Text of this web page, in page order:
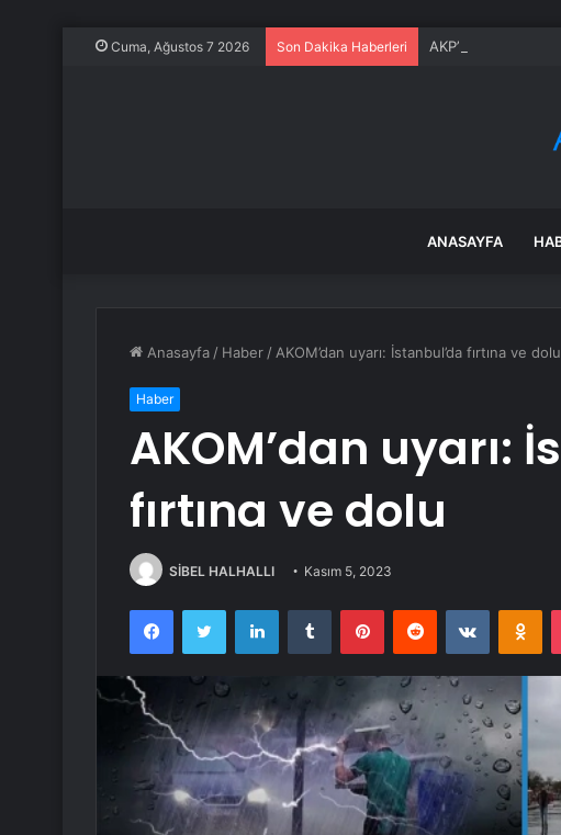
Cuma, Ağustos 7 2026 Son Dakika Haberleri AKP’li ismin bu
ANASAYFA
Anasayfa / Haber / AKOM’dan uyarı: İstanbul’da fırtına ve dolu
Haber
AKOM’dan uyarı:
fırtına ve dolu
SİBEL HALHALLI Kasım 5, 2023
FacebookTwitter LinkedInTumblr PinterestReddit VKontakte